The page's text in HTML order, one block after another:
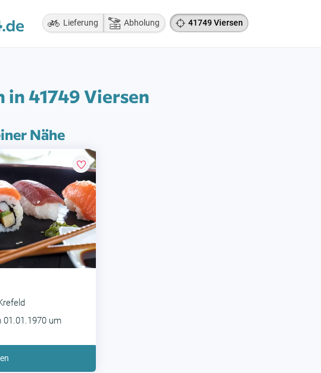
Lieferung Abholung 41749 Viersen
in 41749 Viersen
Nähe
01.01.1970 um